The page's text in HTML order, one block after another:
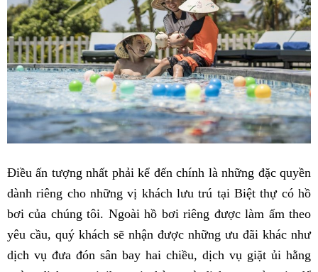
Điều ấn tượng nhất phải kể đến chính là những đặc quyền
dành riêng cho những vị khách lưu trú tại Biệt thự có hồ
bơi của chúng tôi. Ngoài hồ bơi riêng được làm ấm theo
yêu cầu, quý khách sẽ nhận được những ưu đãi khác như
dịch vụ đưa đón sân bay hai chiều, dịch vụ giặt ủi hằng